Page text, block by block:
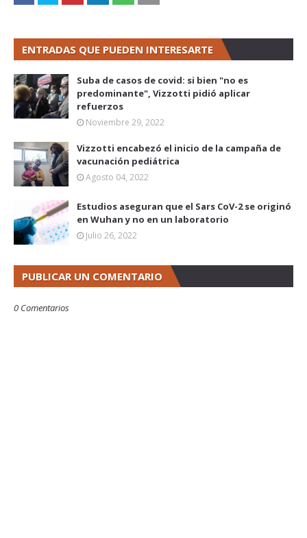
ENTRADAS QUE PUEDEN INTERESARTE
Suba de casos de covid: si bien "no es
predominante", Vizzotti pidió aplicar
refuerzos
Noviembre 29, 2022
Vizzotti encabezó el inicio de la campaña de
vacunación pediátrica
Agosto 04, 2022
Estudios aseguran que el Sars CoV-2 se originó
en Wuhan y no en un laboratorio
Julio 26, 2022
PUBLICAR UN COMENTARIO
0 Comentarios